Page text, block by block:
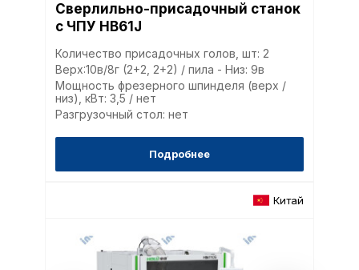
Сверлильно-присадочный станок
с ЧПУ HB61J
Количество присадочных голов, шт: 2
Верх:10в/8г (2+2, 2+2) / пила - Низ: 9в
Мощность фрезерного шпинделя (верх /
низ), кВт: 3,5 / нет
Разгрузочный стол: нет
Подробнее
Китай